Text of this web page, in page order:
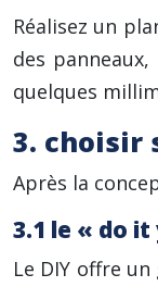
Réalisez un
des
quelques
3. choisir
Après la
3.1 le « do
Le DIY offre